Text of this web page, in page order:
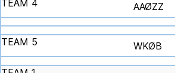
AAØZZ
WKØB